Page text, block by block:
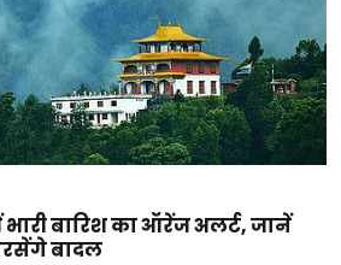
में भारी बारिश का ऑरेंज अलर्ट, जानें
बादल